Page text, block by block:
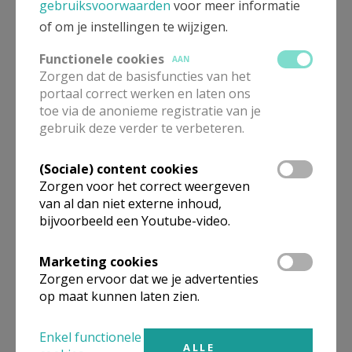
kleuterschool gefuseerd tot een gemengde school.
De twee vestigingsplaatsen blijven behouden. De
school noemt nu Vrije Basisschool Rooierheide. De
zusters blijven tot vandaag actief in allerlei diensten
in de parochie. Enkele jaren geleden verkochten ze
het veel te grote klooster en wonen nu met zes in
‘Ter Rooierheide’.
(Wie er meer over wilt lezen kan terecht in het boek
‘Tussen heide en moeras’ van Jean Machiels,
uitgegeven door de Heemkundige Kring van
Diepenbeek)
gebruiksvoorwaarden voor meer informatie
of om je instellingen te wijzigen.
Functionele cookies
AAN
Zorgen dat de basisfuncties van het
portaal correct werken en laten ons
toe via de anonieme registratie van je
gebruik deze verder te verbeteren.
(Sociale) content cookies
Zorgen voor het correct weergeven
van al dan niet externe inhoud,
bijvoorbeeld een Youtube-video.
Marketing cookies
Zorgen ervoor dat we je advertenties
op maat kunnen laten zien.
Enkel functionele
ALLE